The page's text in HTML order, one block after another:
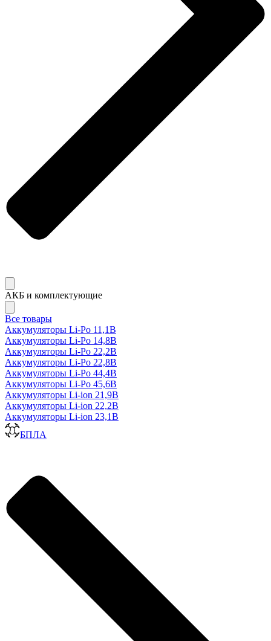
АКБ и комплектующие
Все товары
Аккумуляторы Li-Po 11,1В
Аккумуляторы Li-Po 14,8В
Аккумуляторы Li-Po 22,2В
Аккумуляторы Li-Po 22,8В
Аккумуляторы Li-Po 44,4В
Аккумуляторы Li-Po 45,6В
Аккумуляторы Li-ion 21,9В
Аккумуляторы Li-ion 22,2В
Аккумуляторы Li-ion 23,1В
БПЛА